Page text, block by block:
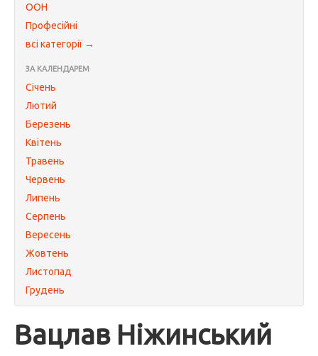
ООН
Професійні
всі категорії →
ЗА КАЛЕНДАРЕМ
Січень
Лютий
Березень
Квітень
Травень
Червень
Липень
Серпень
Вересень
Жовтень
Листопад
Грудень
Вацлав Ніжинський